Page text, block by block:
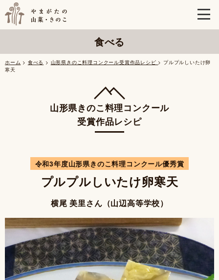
食べる
ホーム > 食べる > 山形県きのこ料理コンクール受賞作品レシピ > プルプルしいたけ卵
寒天
山形県きのこ料理コンクール
受賞作品レシピ
令和3年度山形県きのこ料理コンクール優秀賞
プルプルしいたけ卵寒天
横尾 美里さん（山辺高等学校）